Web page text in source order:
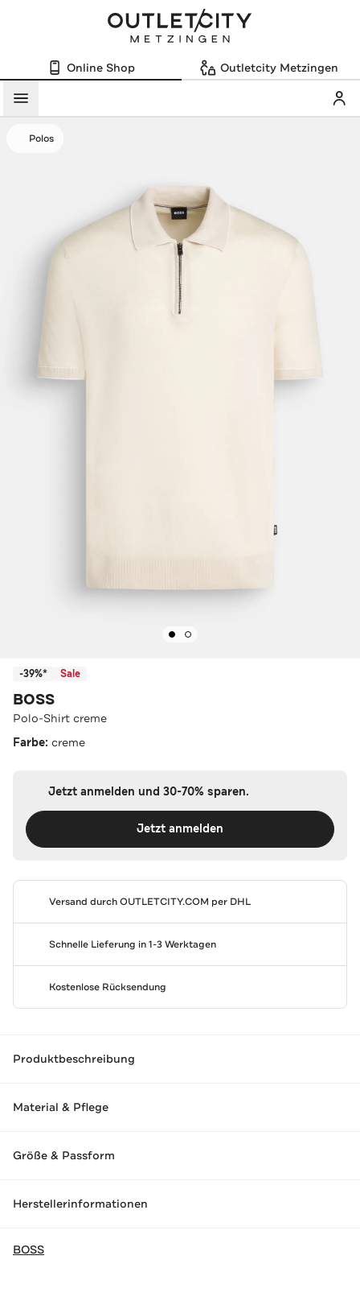
Online Shop Outletcity Metzingen
Menü
Polos
-39%* Sale
BOSS
Polo-Shirt creme
Farbe: creme
Jetzt anmelden und 30-70% sparen.
Jetzt anmelden
Versand durchOUTLETCITY.COM per DHL
Schnelle Lieferung in 1-3 Werktagen
Kostenlose Rücksendung
Produktbeschreibung
Material & Pflege
Größe & Passform
Herstellerinformationen
BOSS